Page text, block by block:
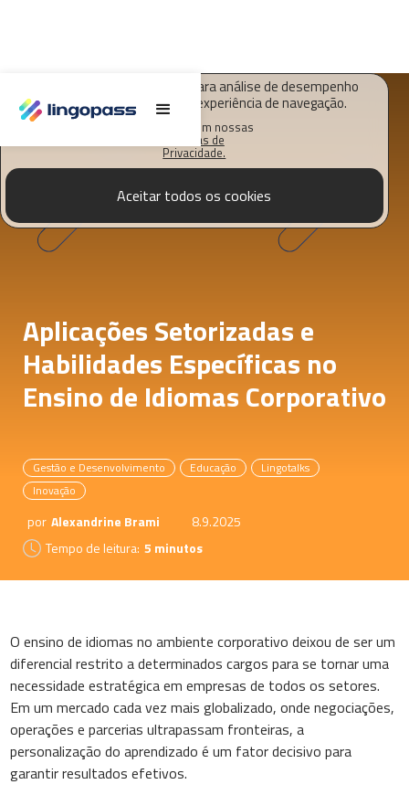
O Lingopass utiliza cookies para análise de desempenho
deste site e melhorar sua experiência de navegação.
Saiba mais em nossas
Políticas de
Privacidade.
Aceitar todos os cookies
Aplicações Setorizadas e
Habilidades Específicas no
Ensino de Idiomas Corporativo
Gestão e Desenvolvimento Educação
Lingotalks
Inovação
por Alexandrine Brami
8.9.2025
Tempo de leitura: 5 minutos
O ensino de idiomas no ambiente corporativo deixou de ser um
diferencial restrito a determinados cargos para se tornar uma
necessidade estratégica em empresas de todos os setores.
Em um mercado cada vez mais globalizado, onde negociações,
operações e parcerias ultrapassam fronteiras, a
personalização do aprendizado é um fator decisivo para
garantir resultados efetivos.